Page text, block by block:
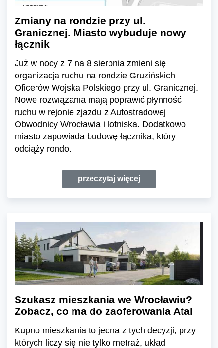
Zmiany na rondzie przy ul.
Granicznej. Miasto wybuduje nowy
łącznik
Już w nocy z 7 na 8 sierpnia zmieni się
organizacja ruchu na rondzie Gruzińskich
Oficerów Wojska Polskiego przy ul. Granicznej.
Nowe rozwiązania mają poprawić płynność
ruchu w rejonie zjazdu z Autostradowej
Obwodnicy Wrocławia i lotniska. Dodatkowo
miasto zapowiada budowę łącznika, który
odciąży rondo.
przeczytaj więcej
Szukasz mieszkania we Wrocławiu?
Zobacz, co ma do zaoferowania Atal
Kupno mieszkania to jedna z tych decyzji, przy
których liczy się nie tylko metraż, układ